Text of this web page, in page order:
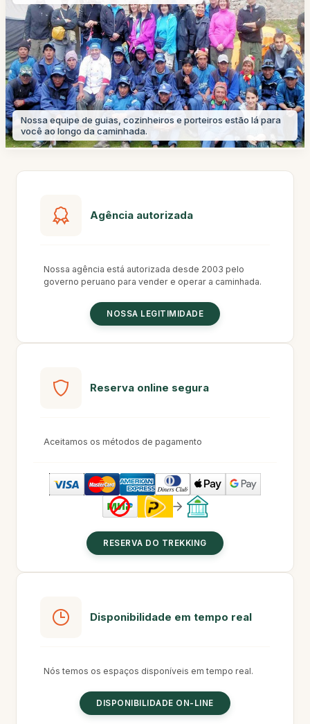
Nossa equipe de guias, cozinheiros e porteiros estão lá para
você ao longo da caminhada.
Agência autorizada
Nossa agência está autorizada desde 2003 pelo
governo peruano para vender e operar a caminhada.
NOSSA LEGITIMIDADE
Reserva online segura
Aceitamos os métodos de pagamento
RESERVA DO TREKKING
Disponibilidade em tempo real
Nós temos os espaços disponíveis em tempo real.
DISPONIBILIDADE ON-LINE